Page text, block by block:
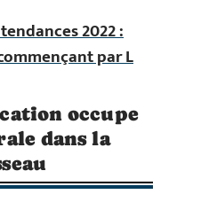
2022 :
par L
occupe
dans la